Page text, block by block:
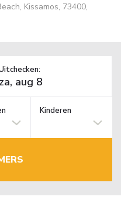
Kissamos, 73400,
Kinderen